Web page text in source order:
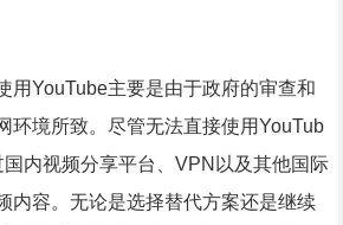
用YouTube主要是由于政府的审查和
环境所致。尽管无法直接使用YouTub
内视频分享平台、VPN以及其他国际
内容。无论是选择替代方案还是继续